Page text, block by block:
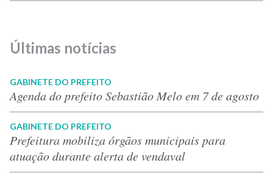
Últimas notícias
GABINETE DO PREFEITO
Agenda do prefeito Sebastião Melo em 7 de agosto
GABINETE DO PREFEITO
Prefeitura mobiliza órgãos municipais para
atuação durante alerta de vendaval